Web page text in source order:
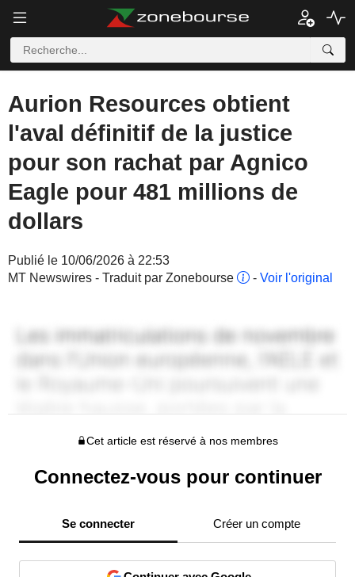
Aurion Resources obtient
l'aval définitif de la justice
pour son rachat par Agnico
Eagle pour 481 millions de
dollars
Publié le 10/06/2026 à 22:53
MT Newswires - Traduit par Zonebourse
- Voir l'original
Cet article est réservé à nos membres
Connectez-vous pour continuer
Se connecter Créer un compte